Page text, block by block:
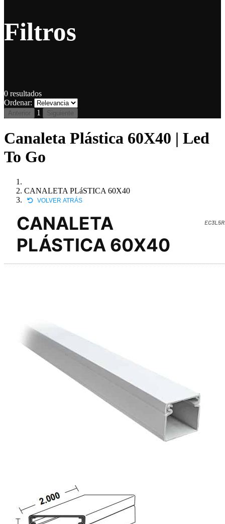
Filtros
0 resultados
Ordenar:
Anterior 1 Siguiente
Canaleta Plástica 60X40 | Led
To Go
CANALETA PLáSTICA 60X40
VOLVER ATRÁS
CANALETA
PLÁSTICA 60X40